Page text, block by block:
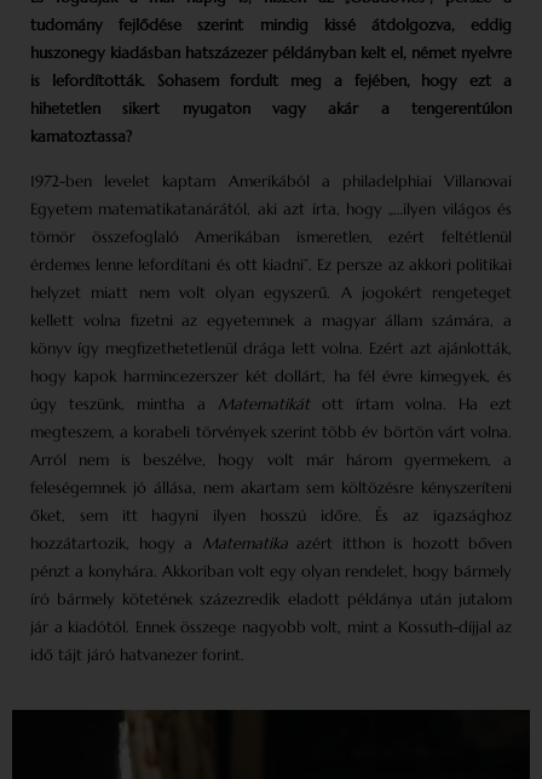
tudomány fejlődése szerint mindig kissé átdolgozva, eddig
huszonegy kiadásban hatszázezer példányban kelt el, német nyelvre
is lefordították. Sohasem fordult meg a fejében, hogy ezt a
hihetetlen sikert nyugaton vagy akár a tengerentúlon
kamatoztassa?
1972-ben levelet kaptam Amerikából a philadelphiai Villanovai
Egyetem matematikatanárától, aki azt írta, hogy „…ilyen világos és
tömör összefoglaló Amerikában ismeretlen, ezért feltétlenül
érdemes lenne lefordítani és ott kiadni”. Ez persze az akkori politikai
helyzet miatt nem volt olyan egyszerű. A jogokért rengeteget
kellett volna fizetni az egyetemnek a magyar állam számára, a
könyv így megfizethetetlenül drága lett volna. Ezért azt ajánlották,
hogy kapok harmincezerszer két dollárt, ha fél évre kimegyek, és
úgy teszünk, mintha a Matematikát ott írtam volna. Ha ezt
megteszem, a korabeli törvények szerint több év börtön várt volna.
Arról nem is beszélve, hogy volt már három gyermekem, a
feleségemnek jó állása, nem akartam sem költözésre kényszeríteni
őket, sem itt hagyni ilyen hosszú időre. És az igazsághoz
hozzátartozik, hogy a Matematika azért itthon is hozott bőven
pénzt a konyhára. Akkoriban volt egy olyan rendelet, hogy bármely
író bármely kötetének százezredik eladott példánya után jutalom
jár a kiadótól. Ennek összege nagyobb volt, mint a Kossuth-díjjal az
idő tájt járó hatvanezer forint.